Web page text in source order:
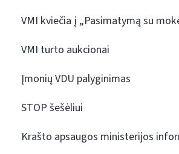
VMI kviečia į „Pasimatymą su
VMI turto aukcionai
Įmonių VDU palyginimas
STOP šešėliui
Krašto apsaugos ministerijos